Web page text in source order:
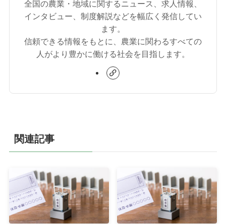
全国の農業・地域に関するニュース、求人情報、
インタビュー、制度解説などを幅広く発信してい
ます。
信頼できる情報をもとに、農業に関わるすべての
人がより豊かに働ける社会を目指します。
関連記事